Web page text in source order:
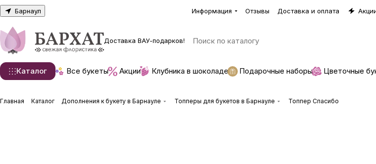
Барнаул Информация Отзывы Доставка и оплата
Доставка ВАУ-подарков!
Каталог Все букеты Акции Клубника в шоколаде Подарочные наборы Цветочные
Главная Каталог Дополнения к букету в Барнауле Топперы для букетов в Барнауле Топпер Спасибо